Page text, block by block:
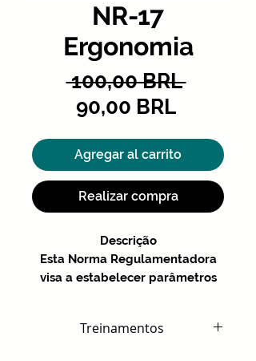
NR-17
Ergonomia
100,00 BRL Precio
90,00 BRLPrecio
oferta
Agregar al carrito
Realizar compra
Descrição
Esta Norma Regulamentadora
visa a estabelecer parâmetros
características psicofisiológicas
Treinamentos